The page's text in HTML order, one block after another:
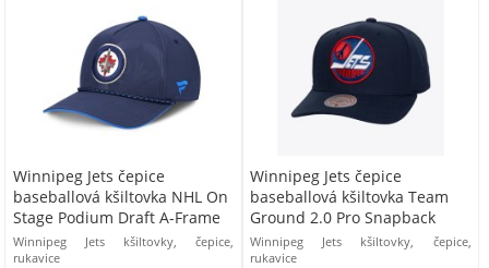
Winnipeg Jets čepice
baseballová kšiltovka NHL On
Stage Podium Draft A-Frame
Winnipeg Jets kšiltovky, čepice,
rukavice
Winnipeg Jets čepice
baseballová kšiltovka Team
Ground 2.0 Pro Snapback
Winnipeg Jets kšiltovky, čepice,
rukavice